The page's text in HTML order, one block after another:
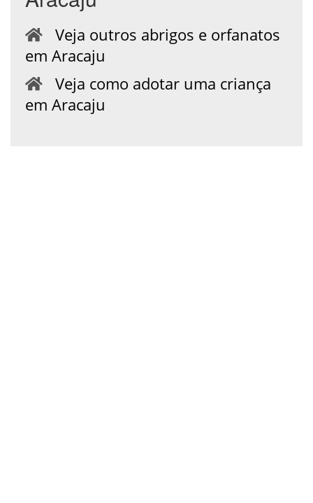
Veja outros abrigos e orfanatos
em Aracaju
Veja como adotar uma criança
em Aracaju